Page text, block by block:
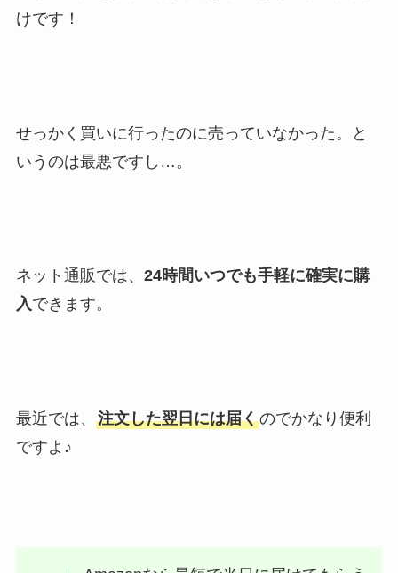
けです！
せっかく買いに行ったのに売っていなかった。と
いうのは最悪ですし…。
ネット通販では、 24時間いつでも手軽に確実に購
入できます。
最近では、 注文した翌日には届くのでかなり便利
ですよ♪